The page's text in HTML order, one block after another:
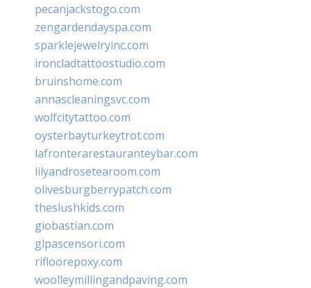
pecanjackstogo.com
zengardendayspa.com
sparklejewelryinc.com
ironcladtattoostudio.com
bruinshome.com
annascleaningsvc.com
wolfcitytattoo.com
oysterbayturkeytrot.com
lafronterarestauranteybar.com
lilyandrosetearoom.com
olivesburgberrypatch.com
theslushkids.com
giobastian.com
glpascensori.com
rifloorepoxy.com
woolleymillingandpaving.com